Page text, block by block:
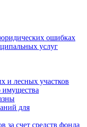
ошибках
услуг
и лесных участков
для
за счет средств фонда